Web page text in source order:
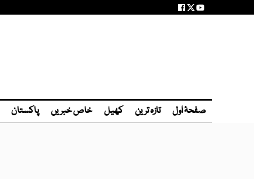
صفحۂ اول تازہ ترین کھیل خاص خبریں پاکستان